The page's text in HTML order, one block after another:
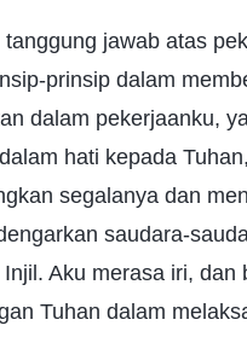
jawab atas
prinsip dalam
dalam pekerjaanku,
hati kepada
segalanya dan
saudara-
Aku merasa iri,
Tuhan dalam